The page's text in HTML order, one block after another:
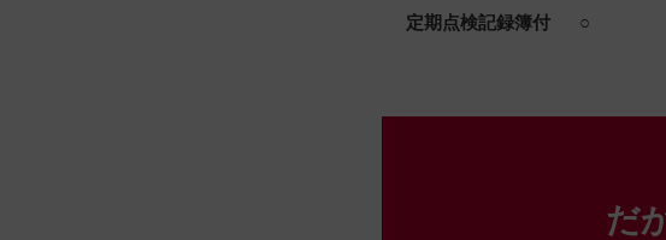
定期点検記録簿付 ○
だ